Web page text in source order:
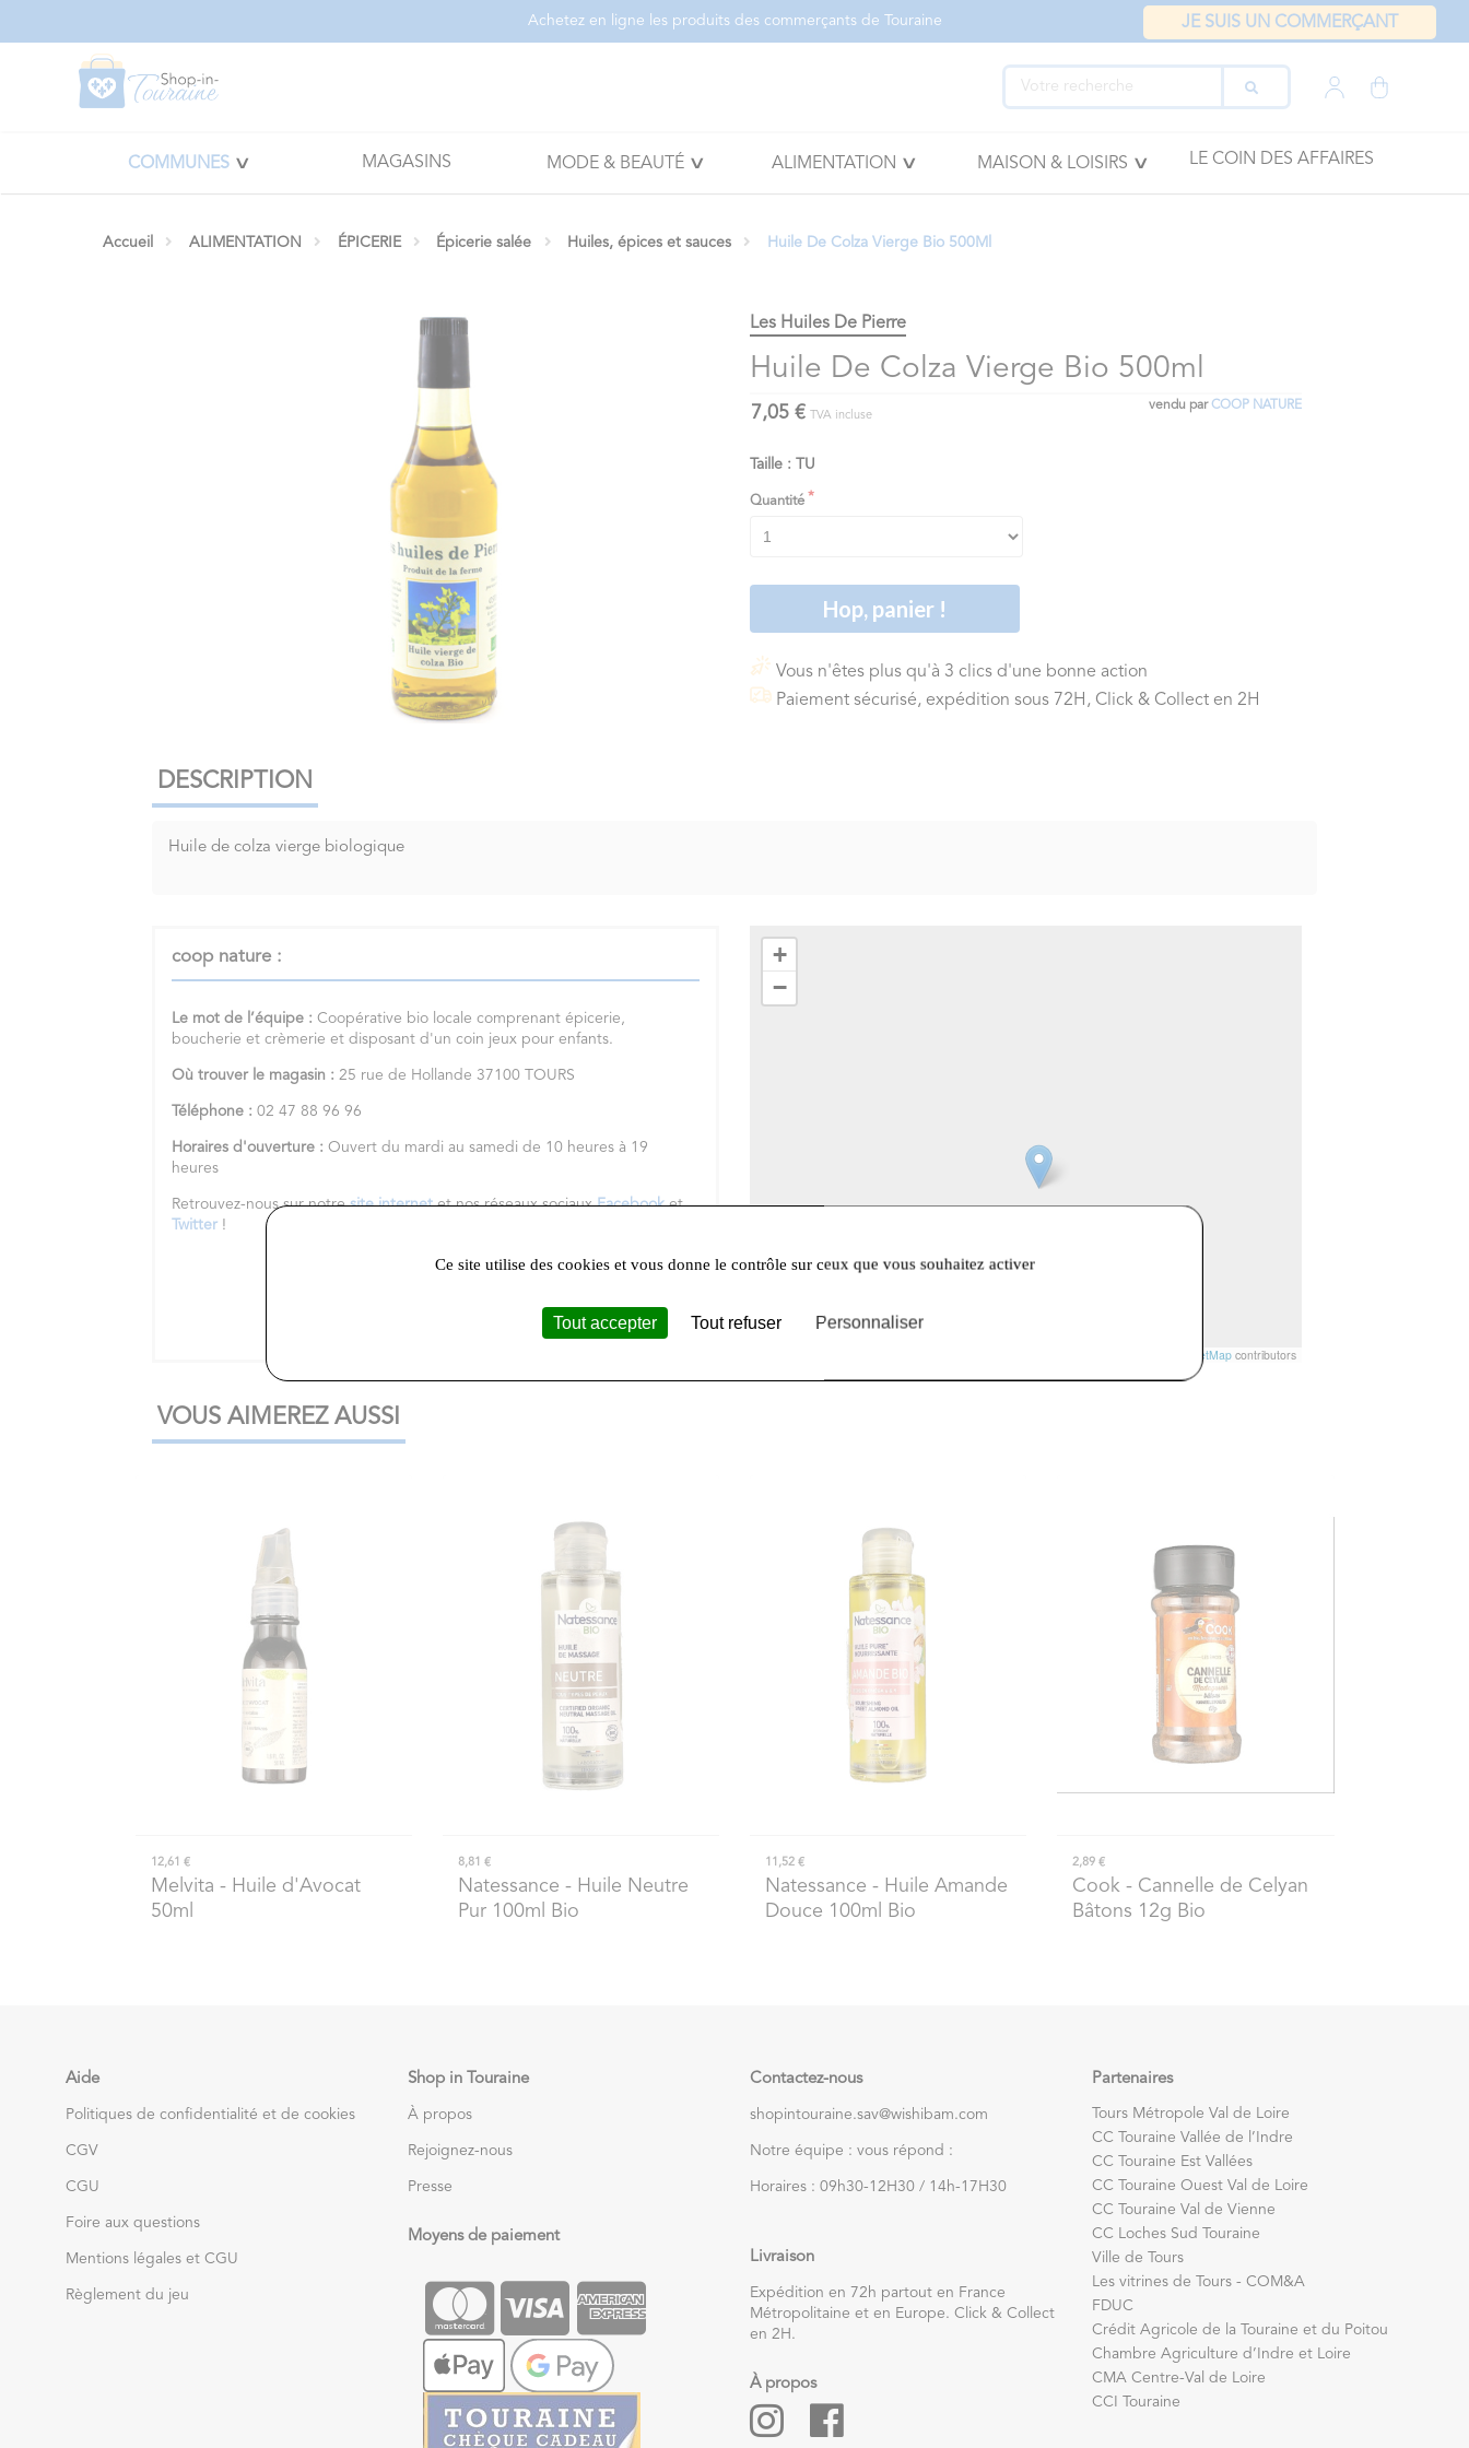
Achetez en ligne les produits des commerçants de Touraine JE SUIS UN COMMERÇANT
COMMUNES MAGASINS MODE & BEAUTÉ ALIMENTATION MAISON & LOISIRS LE COIN DES AFFAIRES
Accueil ALIMENTATION ÉPICERIE Épicerie salée Huiles, épices et sauces Huile De Colza Vierge Bio 500Ml
Les Huiles De Pierre
Huile De Colza Vierge Bio 500ml
vendu parCOOP NATURE
7,05 € TVA incluse
Taille : TU
Quantité
Hop, panier !
Vous n'êtes plus qu'à 3 clics d'une bonne action
Paiement sécurisé, expédition sous 72H, Click & Collect en 2H
DESCRIPTION
Huile de colza vierge biologique
coop nature :
Le mot de l’équipe :Coopérative bio locale comprenant épicerie,
boucherie et crèmerie et disposant d'un coin jeux pour enfants.
Où trouver le magasin :25 rue de Hollande 37100 TOURS
Téléphone :02 47 88 96 96
Horaires d'ouverture :Ouvert du mardi au samedi de 10 heures à 19
heures
Retrouvez-nous sur notresite internetet nos réseaux sociauxFacebooket
Twitter !
+
−
OpenStreetMapcontributors
VOUS AIMEREZ AUSSI
12,61 €
Melvita - Huile d'Avocat
50ml
8,81 €
Natessance - Huile Neutre
Pur 100ml Bio
11,52 €
Natessance - Huile Amande
Douce 100ml Bio
2,89 €
Cook - Cannelle de Celyan
Bâtons 12g Bio
Aide
Politiques de confidentialité et de cookies
CGV
CGU
Foire aux questions
Mentions légales et CGU
Règlement du jeu
Shop in Touraine
À propos
Rejoignez-nous
Presse
Moyens de paiement
Contactez-nous
shopintouraine.sav@wishibam.com
Notre équipe : vous répond :
Horaires : 09h30-12H30 / 14h-17H30
Livraison
Expédition en 72h partout en France
Métropolitaine et en Europe. Click & Collect
en 2H.
À propos
Partenaires
Tours Métropole Val de Loire
CC Touraine Vallée de l’Indre
CC Touraine Est Vallées
CC Touraine Ouest Val de Loire
CC Touraine Val de Vienne
CC Loches Sud Touraine
Ville de Tours
Les vitrines de Tours - COM&A
FDUC
Crédit Agricole de la Touraine et du Poitou
Chambre Agriculture d’Indre et Loire
CMA Centre-Val de Loire
CCI Touraine
Ce site utilise des cookies et vous donne le contrôle sur ceux que vous souhaitez activer
Tout accepter Tout refuser Personnaliser